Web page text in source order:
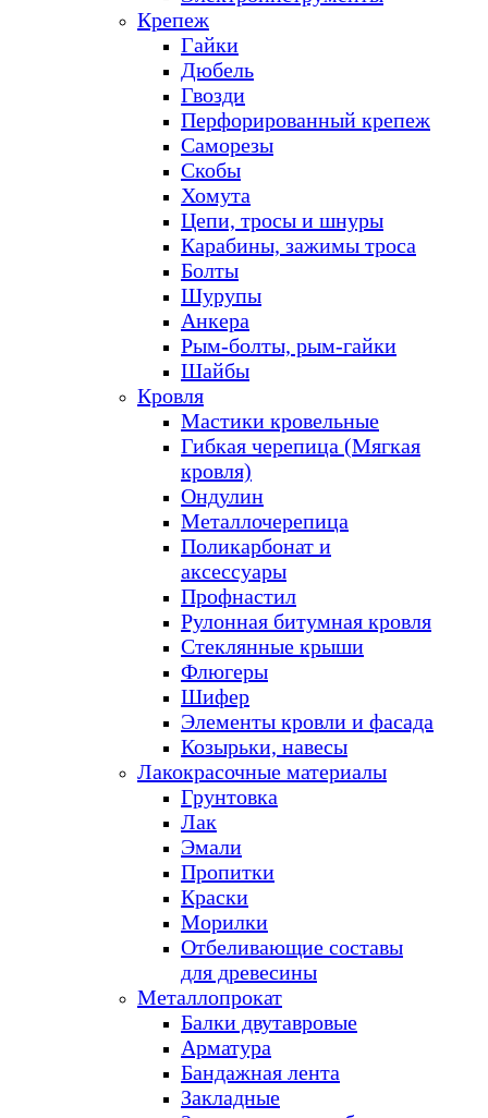
Крепеж
Гайки
Дюбель
Гвозди
Перфорированный крепеж
Саморезы
Скобы
Хомута
Цепи, тросы и шнуры
Карабины, зажимы троса
Болты
Шурупы
Анкера
Рым-болты, рым-гайки
Шайбы
Кровля
Мастики кровельные
Гибкая черепица (Мягкая
кровля)
Ондулин
Металлочерепица
Поликарбонат и
аксессуары
Профнастил
Рулонная битумная кровля
Стеклянные крыши
Флюгеры
Шифер
Элементы кровли и фасада
Козырьки, навесы
Лакокрасочные материалы
Грунтовка
Лак
Эмали
Пропитки
Краски
Морилки
Отбеливающие составы
для древесины
Металлопрокат
Балки двутавровые
Арматура
Бандажная лента
Закладные